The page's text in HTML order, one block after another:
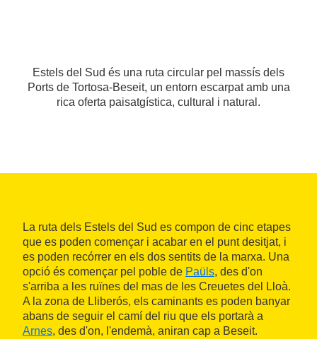
Estels del Sud és una ruta circular pel massís dels
Ports de Tortosa-Beseit, un entorn escarpat amb una
rica oferta paisatgística, cultural i natural.
La ruta dels Estels del Sud es compon de cinc etapes
que es poden començar i acabar en el punt desitjat, i
es poden recórrer en els dos sentits de la marxa. Una
opció és començar pel poble de Paüls, des d'on
s'arriba a les ruïnes del mas de les Creuetes del Lloà.
A la zona de Lliberós, els caminants es poden banyar
abans de seguir el camí del riu que els portarà a
Arnes, des d'on, l'endemà, aniran cap a Beseit.